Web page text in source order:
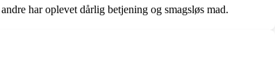
har oplevet dårlig betjening og smagsløs mad.